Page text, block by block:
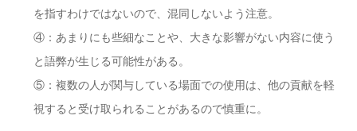
を指すわけではないので、混同しないよう注意。
④：あまりにも些細なことや、大きな影響がない内容に使う
と語弊が生じる可能性がある。
⑤：複数の人が関与している場面での使用は、他の貢献を軽
視すると受け取られることがあるので慎重に。